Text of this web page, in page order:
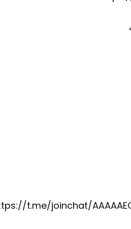
https://t.me/joinchat/